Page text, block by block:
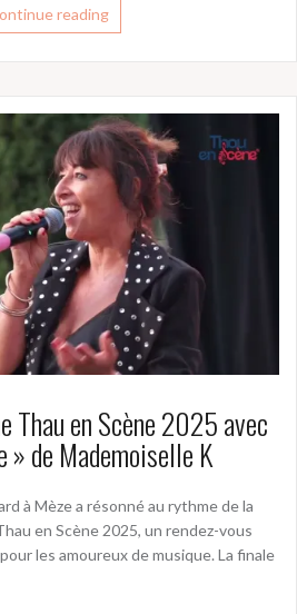
reading
Thau en Scène 2025 avec
» de Mademoiselle K
à Mèze a résonné au rythme de la
en Scène 2025, un rendez-vous
les amoureux de musique. La finale